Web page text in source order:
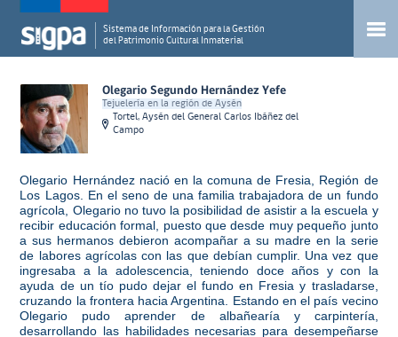
Sistema de Información para la Gestión
del Patrimonio Cultural Inmaterial
Olegario Segundo Hernández Yefe
Tejuelería en la región de Aysén
Tortel, Aysén del General Carlos Ibáñez del
Campo
Olegario Hernández nació en la comuna de Fresia, Región de
Los Lagos. En el seno de una familia trabajadora de un fundo
agrícola, Olegario no tuvo la posibilidad de asistir a la escuela y
recibir educación formal, puesto que desde muy pequeño junto
a sus hermanos debieron acompañar a su madre en la serie
de labores agrícolas con las que debían cumplir. Una vez que
ingresaba a la adolescencia, teniendo doce años y con la
ayuda de un tío pudo dejar el fundo en Fresia y trasladarse,
cruzando la frontera hacia Argentina. Estando en el país vecino
Olegario pudo aprender de albañearía y carpintería,
desarrollando las habilidades necesarias para desempeñarse